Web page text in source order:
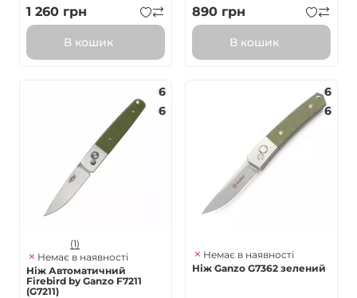
1 260 грн
В кошик
890 грн
В кошик
6
6
(1)
Немає в наявності
Ніж Автоматичний
Firebird by Ganzo F7211
(G7211)
6
6
Немає в наявності
Ніж Ganzo G7362 зелений